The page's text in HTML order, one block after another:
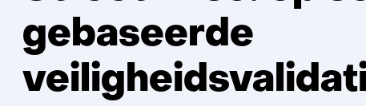
gebaseerde